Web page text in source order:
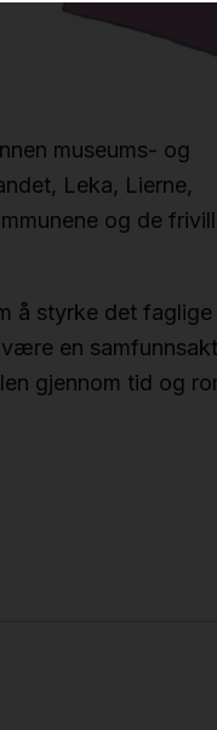
museums- og
Leka, Lierne,
og de
å styrke det faglige
en
gjennom tid og